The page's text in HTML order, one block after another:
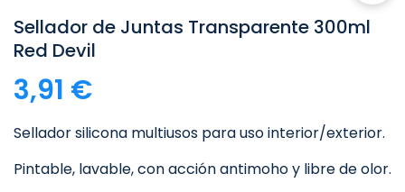
Sellador de Juntas Transparente 300ml
Red Devil
3,91 €
Sellador silicona multiusos para uso interior/exterior.
Pintable, lavable, con acción antimoho y libre de olor.